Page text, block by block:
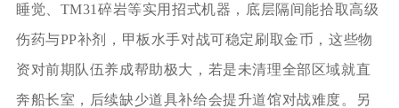
睡觉、TM31碎岩等实用招式机器，底层隔间能拾取高级
伤药与PP补剂，甲板水手对战可稳定刷取金币，这些物
资对前期队伍养成帮助极大，若是未清理全部区域就直
奔船长室，后续缺少道具补给会提升道馆对战难度。另